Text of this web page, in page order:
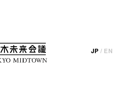
JP / EN
のクリエイティブ
成する学校。